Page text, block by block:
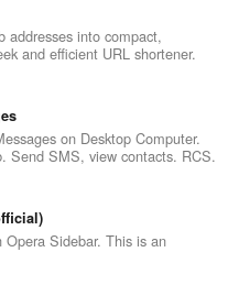
addresses into compact,
and efficient URL shortener.
on Desktop Computer.
Send SMS, view contacts. RCS.
Sidebar. This is an